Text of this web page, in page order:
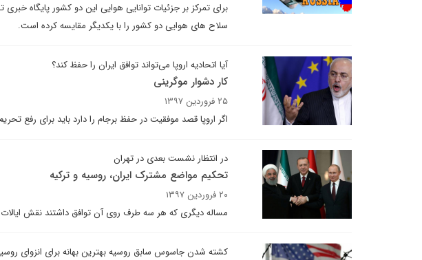
برای تمرکز بر جزئیات توانایی هوایی این دو کشور پایگاه
سلاح های هوایی دو کشور را با یکدیگر مقایسه کرده است.
آیا اتحادیه اروپا می‌تواند توافق ایران را حفظ کند؟
کار دشوار موگرینی
۲۵ فروردین ۱۳۹۷
اگر اروپا قصد موفقیت در حفظ برجام را دارد باید برای رفع
در انتظار نشست بعدی در تهران
تحکیم مواضع مشترک ایران، روسیه و ترکیه
۲۰ فروردین ۱۳۹۷
مساله دیگری که هر سه طرف روی آن توافق داشتند نقش
کشته شدن جاسوس سابق روسیه بهترین بهانه برای انزوای